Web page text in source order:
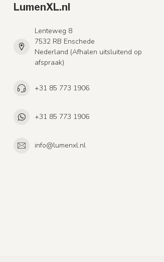
LumenXL.nl
Lenteweg 8
7532 RB Enschede
Nederland (Afhalen uitsluitend op
afspraak)
+31 85 773 1906
+31 85 773 1906
info@lumenxl.nl